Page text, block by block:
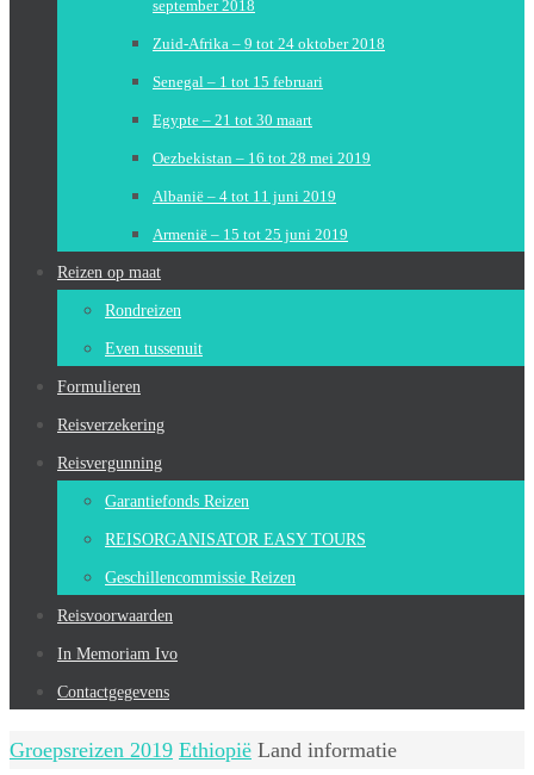
september 2018
Zuid-Afrika – 9 tot 24 oktober 2018
Senegal – 1 tot 15 februari
Egypte – 21 tot 30 maart
Oezbekistan – 16 tot 28 mei 2019
Albanië – 4 tot 11 juni 2019
Armenië – 15 tot 25 juni 2019
Reizen op maat
Rondreizen
Even tussenuit
Formulieren
Reisverzekering
Reisvergunning
Garantiefonds Reizen
REISORGANISATOR EASY TOURS
Geschillencommissie Reizen
Reisvoorwaarden
In Memoriam Ivo
Contactgegevens
Home
Groepsreizen 2019 Ethiopië Land informatie